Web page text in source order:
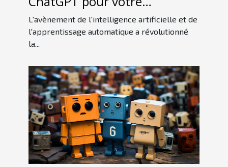
entreprise
L'avènement de l'intelligence artificielle et de
l'apprentissage automatique a révolutionné
la...